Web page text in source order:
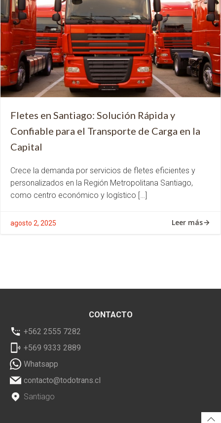
Fletes en Santiago: Solución Rápida y
Confiable para el Transporte de Carga en la
Capital
Crece la demanda por servicios de fletes eficientes y
personalizados en la Región Metropolitana Santiago,
como centro económico y logístico […]
agosto 2, 2025 Leer más
CONTACTO
+562 2555 7282
+569 9333 2889
Whatsapp
contacto@todotrans.cl
Santiago